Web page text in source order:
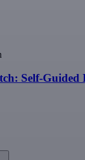
Self-Guided